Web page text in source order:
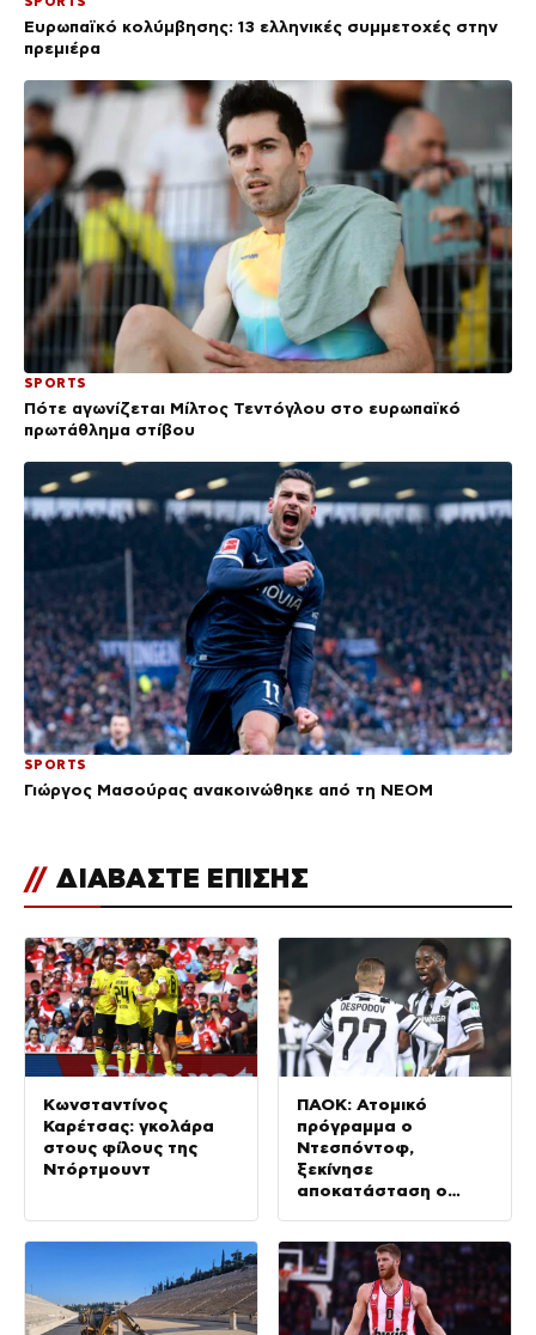
Ευρωπαϊκό κολύμβησης: 13 ελληνικές συμμετοχές στην
πρεμιέρα
SPORTS
Πότε αγωνίζεται Μίλτος Τεντόγλου στο ευρωπαϊκό
πρωτάθλημα στίβου
SPORTS
Γιώργος Μασούρας ανακοινώθηκε από τη ΝΕΟΜ
// ΔΙΑΒΑΣΤΕ ΕΠΙΣΗΣ
Κωνσταντίνος
Καρέτσας: γκολάρα
στους φίλους της
Ντόρτμουντ
ΠΑΟΚ: Ατομικό
πρόγραμμα ο
Ντεσπόντοφ,
ξεκίνησε
αποκατάσταση ο